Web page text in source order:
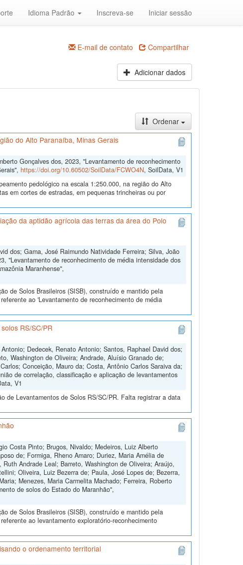
Idioma Padrão Inscreva-se Iniciar sessão
E-mail de contato Compartilhar
Adicionar dados
Ordenar
do Alto Paranaíba, Minas Gerais
Gonçalves dos, 2023, "Levantamento de reconhecimento
https://doi.org/10.60502/SoilData/FCWO4N, SoilData, V1
pedológico na escala 1:250.000, na região do Alto
em cortes de estradas, em pequenas trincheiras ou por
da aptidão agrícola das terras da área do Polo
dos; Gama, José Raimundo Natividade Ferreira; Silva, João
"Levantamento de reconhecimento de média intensidade dos
Maranhense",
de Solos Brasileiros (SISB), construído e mantido pela
ao 'Levantamento de reconhecimento de média
RS/SC/PR
Dedecek, Renato Antonio; Santos, Raphael David dos;
Washington de Oliveira; Andrade, Aluísio Granado de;
Conceição, Mauro da; Costa, Antônio Carlos Saraiva da;
de correlação, classificação e aplicação de levantamentos
V1
de Levantamentos de Solos RS/SC/PR. Falta registrar a data
Costa Pinto; Brugos, Nivaldo; Medeiros, Luiz Alberto
de; Formiga, Rheno Amaro; Duriez, Maria Amélia de
Andrade Leal; Barreto, Washington de Oliveira; Araújo,
Oliveira, Luiz Bezerra de; Paula, José Lopes de; Bezerra,
Menezes, Maria Carmelita Machado; Ferreira, Roberto
de solos do Estado do Maranhão",
de Solos Brasileiros (SISB), construído e mantido pela
ao levantamento exploratório-reconhecimento
o ordenamento territorial